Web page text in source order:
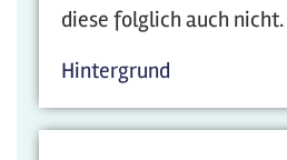
diese folglich auch nicht.
Hintergrund